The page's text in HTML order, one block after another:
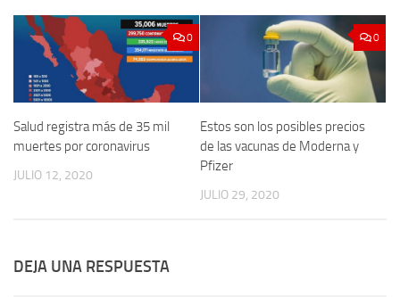
0
Salud registra más de 35 mil
muertes por coronavirus
JULIO 12, 2020
0
Estos son los posibles precios
de las vacunas de Moderna y
Pfizer
JULIO 29, 2020
DEJA UNA RESPUESTA